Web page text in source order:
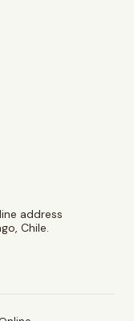
address
Chile.